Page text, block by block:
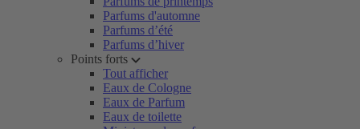
Parfums d'automne
Parfums d’été
Parfums d’hiver
Points forts
Tout afficher
Eaux de Cologne
Eaux de Parfum
Eaux de toilette